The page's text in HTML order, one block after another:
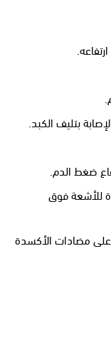
بتليف الكبد.
ضغط الدم.
للأشعة فوق
مضادات الأكسدة